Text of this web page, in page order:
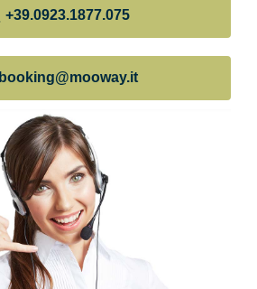
+39.0923.1877.075
booking@mooway.it